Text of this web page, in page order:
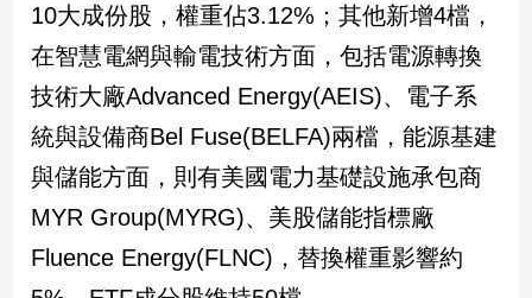
10大成份股，權重佔3.12%；其他新增4檔，
在智慧電網與輸電技術方面，包括電源轉換
技術大廠Advanced Energy(AEIS)、電子系
統與設備商Bel Fuse(BELFA)兩檔，能源基建
與儲能方面，則有美國電力基礎設施承包商
MYR Group(MYRG)、美股儲能指標廠
Fluence Energy(FLNC)，替換權重影響約